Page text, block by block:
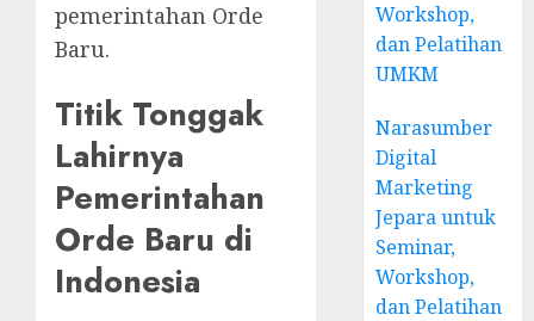
pemerintahan Orde
Baru.
Titik Tonggak
Lahirnya
Pemerintahan
Orde Baru di
Indonesia
Workshop,
dan Pelatihan
UMKM
Narasumber
Digital
Marketing
Jepara untuk
Seminar,
Workshop,
dan Pelatihan